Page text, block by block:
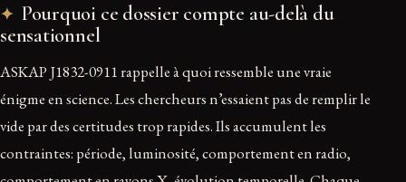
Pourquoi ce dossier compte au-delà du
sensationnel
ASKAP J1832-0911 rappelle à quoi ressemble une vraie
énigme en science. Les chercheurs n’essaient pas de remplir le
vide par des certitudes trop rapides. Ils accumulent les
contraintes: période, luminosité, comportement en radio,